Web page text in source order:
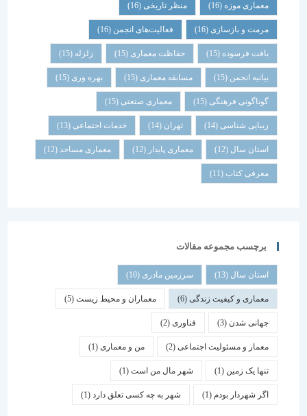
معماری موزه(16) منظر تاریخی (16)
مرمت و بازسازی(16) فعالیت‌های انجمن(16)
بافت فرسوده (15) حفاظت معماری (15) زلزله
بیانیه انجمن(15) مسابقه معماری (15) بهره وری(15)
گوناگونی فرهنگی (15) معماری صنعتی(15)
زیبایی شناسی (14) تهران خدمات اجتماعی (13)
استان سال(12) معماری پایدار (12) معماری مساجد(12)
معرفی کتاب(11)
برچسب مجموعه مقالات
استان سال(13) سرزمین مادری(10)
معماری و کیفیت زندگی(6) معماران و محیط زیست(5)
جهانی شدن(3) فناوری (2)
معمار و مسئولیت اجتماعی (2) من و معماری (1)
تنها یک زمین(1) شهر مال من است(1)
اگر شهردار بودم (1) شهر به چه کسی تعلق دارد(1)